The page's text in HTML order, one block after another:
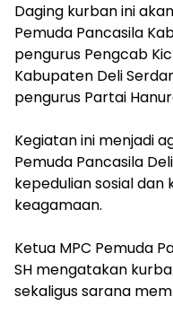
‎Daging kurban ini
Pemuda Pancasila
pengurus Pengcab
Kabupaten Deli
‎pengurus Partai
‎Kegiatan ini menjadi
Pemuda Pancasila
kepedulian sosial
keagamaan.
‎Ketua MPC Pemuda
SH mengatakan
sekaligus sarana